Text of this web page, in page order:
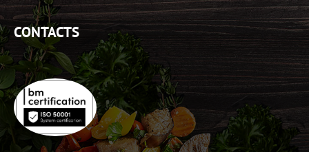
CONTACTS